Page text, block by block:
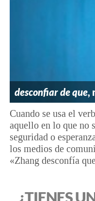
desconfiar de que,
Cuando se usa el
aquello en lo que no
seguridad o
los medios de
«Zhang desconfía
¿TIENES